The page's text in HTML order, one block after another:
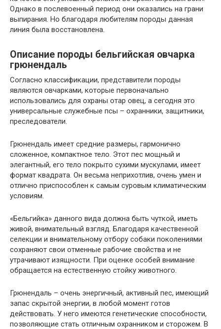
Однако в послевоенный период они оказались на грани
выпирания. Но благодаря любителям породы данная
линия была восстановлена.
Описание породы бельгийская овчарка
грюнендаль
Согласно классификации, представители породы
являются овчарками, которые первоначально
использовались для охраны отар овец, а сегодня это
универсальные служебные псы – охранники, защитники,
преследователи.
Грюнендаль имеет средние размеры, гармонично
сложенное, компактное тело. Этот пес мощный и
элегантный, его тело покрыто сухими мускулами, имеет
формат квадрата. Он весьма неприхотлив, очень умен и
отлично приспособлен к самым суровым климатическим
условиям.
«Бельгийка» данного вида должна быть чуткой, иметь
живой, внимательный взгляд. Благодаря качественной
селекции и внимательному отбору собаки поколениями
сохраняют свои отменные рабочие свойства и не
утрачивают изящности. При оценке особей внимание
обращается на естественную стойку животного.
Грюнендаль – очень энергичный, активный пес, имеющий
запас скрытой энергии, в любой момент готов
действовать. У него имеются генетические способности,
позволяющие стать отличным охранником и сторожем. В